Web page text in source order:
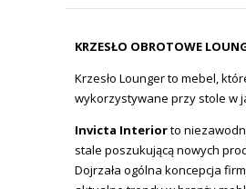
KRZESŁO OBROTOWE
Krzesło Lounger to mebel,
wykorzystywane przy stole w
Invicta Interiorto
stale poszukującą nowych
Dojrzała ogólna koncepcja